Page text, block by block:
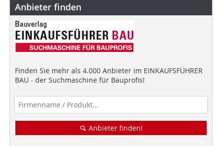
Anbieter finden
Finden Sie mehr als 4.000 Anbieter im EINKAUFSFÜHRER
BAU - der Suchmaschine für Bauprofis!
Anbieter finden!